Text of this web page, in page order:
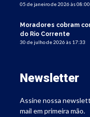
05 de janeiro de 2026 às 08:00
Moradores cobram
do Rio Corrente
30 de julho de 2026 às 17:33
Newsletter
Assine nossa
mail em primeira mão.